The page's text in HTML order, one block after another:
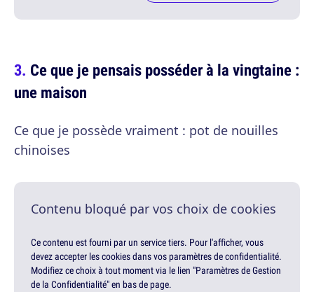
Ce que je pensais posséder à la vingtaine :
une maison
Ce que je possède vraiment : pot de nouilles
chinoises
Contenu bloqué par vos choix de cookies
Ce contenu est fourni par un service tiers. Pour l'afficher, vous
devez accepter les cookies dans vos paramètres de confidentialité.
Modifiez ce choix à tout moment via le lien "Paramètres de Gestion
de la Confidentialité" en bas de page.